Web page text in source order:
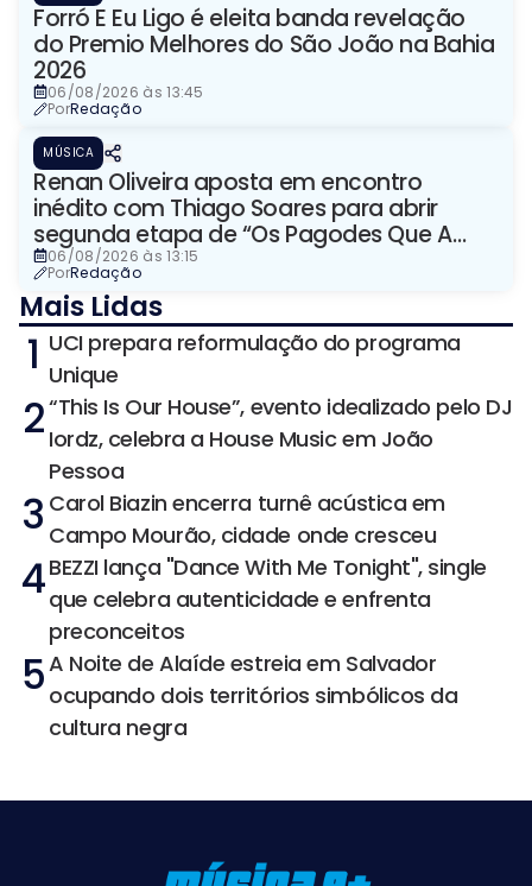
Forró E Eu Ligo é eleita banda revelação
do Premio Melhores do São João na Bahia
2026
06/08/2026 às 13:45
PorRedação
MÚSICA
Renan Oliveira aposta em encontro
inédito com Thiago Soares para abrir
segunda etapa de “Os Pagodes Que A
Gente Gosta”
06/08/2026 às 13:15
PorRedação
Mais Lidas
1 UCI prepara reformulação do programa
Unique
2“This Is Our House”, evento idealizado pelo DJ
Iordz, celebra a House Music em João
Pessoa
3 Carol Biazin encerra turnê acústica em
Campo Mourão, cidade onde cresceu
4BEZZI lança "Dance With Me Tonight", single
que celebra autenticidade e enfrenta
preconceitos
5A Noite de Alaíde estreia em Salvador
ocupando dois territórios simbólicos da
cultura negra